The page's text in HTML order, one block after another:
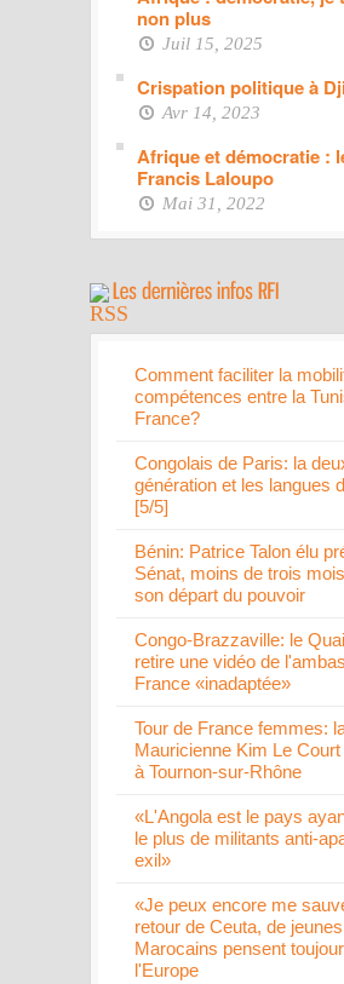
non plus
Juil 15, 2025
Crispation politique à
Avr 14, 2023
Afrique et démocratie :
Francis Laloupo
Mai 31, 2022
Comment faciliter la
compétences entre la
France?
Congolais de Paris: la
génération et les langues
[5/5]
Bénin: Patrice Talon élu
Sénat, moins de trois
son départ du pouvoir
Congo-Brazzaville: le
retire une vidéo de
France «inadaptée»
Tour de France femmes:
Mauricienne Kim Le Court
à Tournon-sur-Rhône
«L'Angola est le pays
le plus de militants anti-
exil»
«Je peux encore me
retour de Ceuta, de jeunes
Marocains pensent
l'Europe